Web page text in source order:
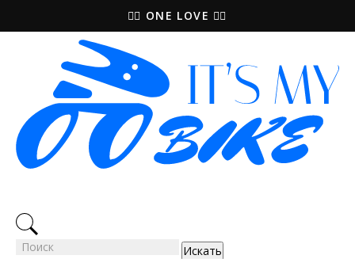
🚵‍♀️ ONE LOVE 🚴‍♀️
Искать